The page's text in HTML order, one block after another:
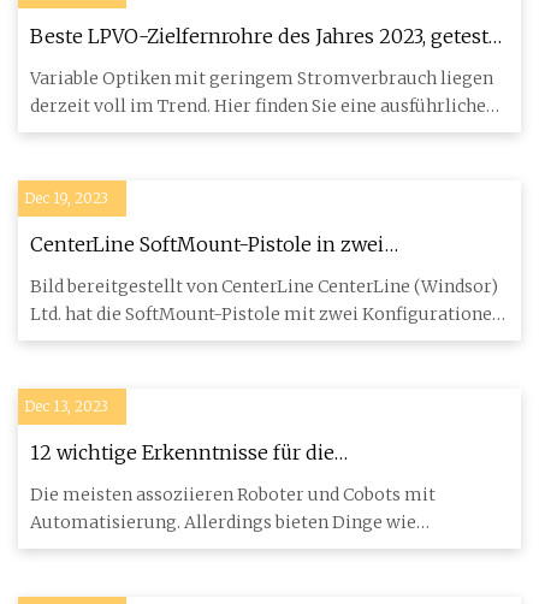
Beste LPVO-Zielfernrohre des Jahres 2023, getestet
und bewertet
Variable Optiken mit geringem Stromverbrauch liegen
derzeit voll im Trend. Hier finden Sie eine ausführliche
Übersicht
Dec 19, 2023
CenterLine SoftMount-Pistole in zwei
Konfigurationen erhältlich
Bild bereitgestellt von CenterLine CenterLine (Windsor)
Ltd. hat die SoftMount-Pistole mit zwei Konfigurationen
auf den
Dec 13, 2023
12 wichtige Erkenntnisse für die
Schweißautomatisierung
Die meisten assoziieren Roboter und Cobots mit
Automatisierung. Allerdings bieten Dinge wie
Traktoren, Schweißmaschine